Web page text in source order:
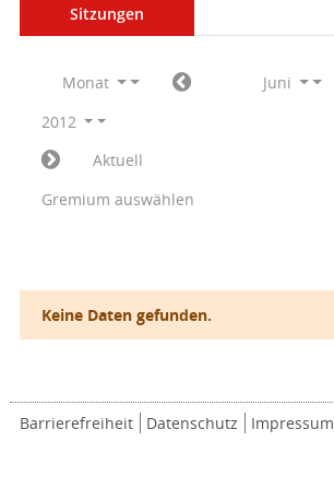
Sitzungen
Monat
Juni
2012
Aktuell
Gremium auswählen
Keine Daten gefunden.
Barrierefreiheit Datenschutz Impressum